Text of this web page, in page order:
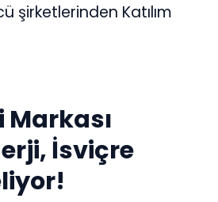
şirketlerinden Katılım
Markası
İsviçre